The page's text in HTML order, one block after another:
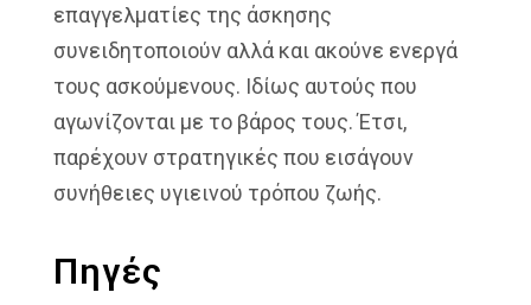
επαγγελματίες της άσκησης
συνειδητοποιούν αλλά και ακούνε ενεργά
τους ασκούμενους. Ιδίως αυτούς που
αγωνίζονται με το βάρος τους. Έτσι,
παρέχουν στρατηγικές που εισάγουν
συνήθειες υγιεινού τρόπου ζωής.
Πηγές